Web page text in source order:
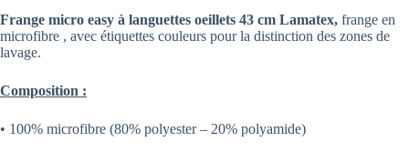
Frange micro easy à languettes oeillets 43 cm Lamatex, frange en
microfibre , avec étiquettes couleurs pour la distinction des zones de
lavage.
Composition :
• 100% microfibre (80% polyester – 20% polyamide)